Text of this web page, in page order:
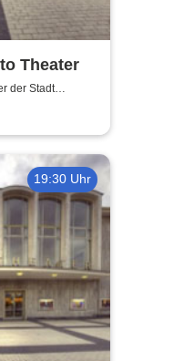
Theater
der Stadt
19:30 Uhr